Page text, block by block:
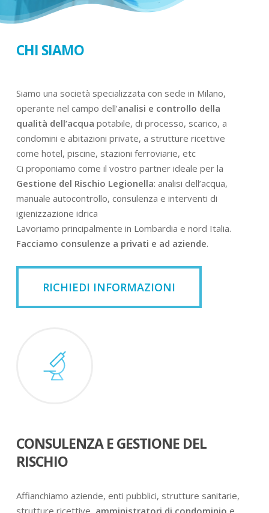
CHI SIAMO
Siamo una società specializzata con sede in Milano,
operante nel campo dell’analisi e controllo della
qualità dell’acqua potabile, di processo, scarico, a
condomini e abitazioni private, a strutture ricettive
come hotel, piscine, stazioni ferroviarie, etc
Ci proponiamo come il vostro partner ideale per la
Gestione del Rischio Legionella: analisi dell’acqua,
manuale autocontrollo, consulenza e interventi di
igienizzazione idrica
Lavoriamo principalmente in Lombardia e nord Italia.
Facciamo consulenze a privati e ad aziende.
RICHIEDI INFORMAZIONI
CONSULENZA E GESTIONE DEL
RISCHIO
Affianchiamo aziende, enti pubblici, strutture sanitarie,